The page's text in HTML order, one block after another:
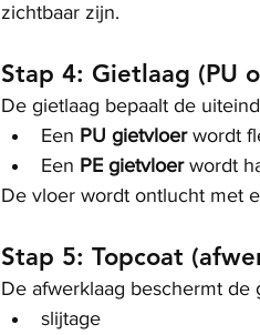
zichtbaar zijn.
Stap 4: Gietlaag (PU
De gietlaag bepaalt de
Een PU gietvloer wordt
Een PE gietvloer wordt
De vloer wordt ontlucht met
Stap 5: Topcoat
De afwerklaag beschermt de
slijtage